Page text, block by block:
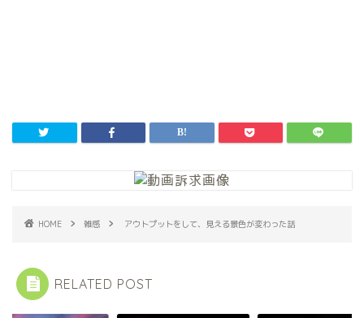
HOME 雑感 アウトプットをして、見える景色が変わった話
RELATED POST